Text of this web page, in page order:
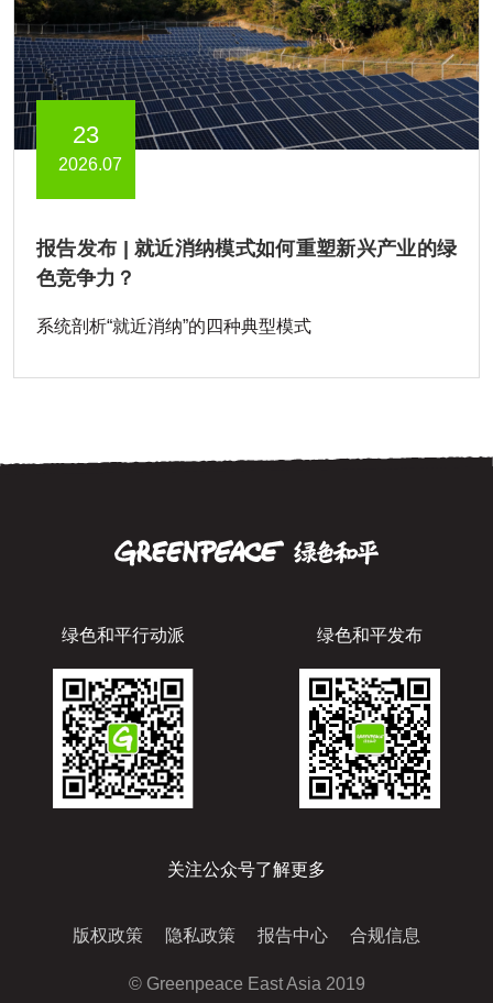
23
2026.07
报告发布 | 就近消纳模式如何重塑新兴产业的绿
色竞争力？
系统剖析“就近消纳”的四种典型模式
绿色和平行动派 绿色和平发布
关注公众号了解更多
版权政策 隐私政策 报告中心 合规信息
© Greenpeace East Asia 2019